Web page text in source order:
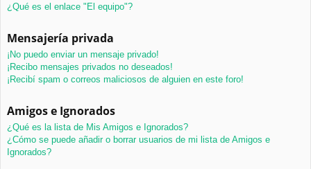
¿Qué es el enlace "El equipo"?
Mensajería privada
¡No puedo enviar un mensaje privado!
¡Recibo mensajes privados no deseados!
¡Recibí spam o correos maliciosos de alguien en este foro!
Amigos e Ignorados
¿Qué es la lista de Mis Amigos e Ignorados?
¿Cómo se puede añadir o borrar usuarios de mi lista de Amigos e
Ignorados?